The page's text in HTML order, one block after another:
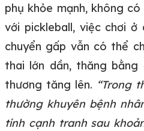
phụ khỏe mạnh, không
với pickleball, việc chơi ở
chuyển gấp vẫn có thể
thai lớn dần, thăng
thương tăng lên. “Trong
thường khuyên bệnh
tính cạnh tranh sau